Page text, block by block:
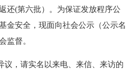
还(第六批）。为保证发放程序公
金安全，现面向社会公示（公示名
监督。
议，请实名以来电、来信、来访的